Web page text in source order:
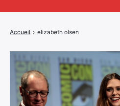
Accueil › elizabeth olsen